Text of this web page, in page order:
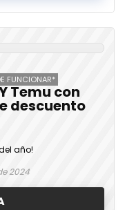
FUNCIONAR*
Temu con
descuento
año!
2024